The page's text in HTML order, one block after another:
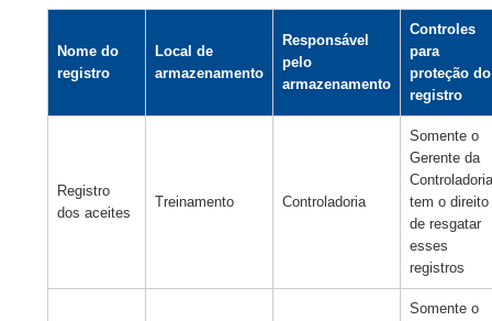
Nome do
registro
Local de
armazenamento
Responsável
pelo
armazenamento
Controles
para
proteção do
registro
Registro
dos aceites
Treinamento Controladoria
Somente o
Gerente da
Controladoria
tem o direito
de resgatar
esses
registros
Somente o